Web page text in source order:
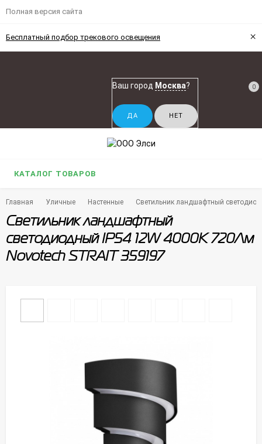
Полная версия сайта
Бесплатный подбор трекового освещения ×
Ваш город Москва? 0
КАТАЛОГ ТОВАРОВ
Главная Уличные Настенные Светильник ландшафтный
Светильник ландшафтный
светодиодный IP54 12W 4000K 720Лм
Novotech STRAIT 359197